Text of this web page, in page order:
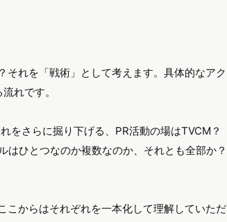
れを「戦術」として考えます。具体的なアク
れです。
をさらに掘り下げる、PR活動の場はTVCM？
ひとつなのか複数なのか、それとも全部か？
こからはそれぞれを一本化して理解していただ